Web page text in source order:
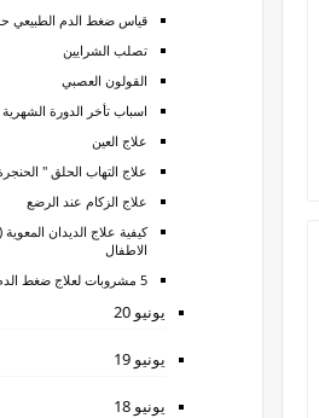
قياس ضغط الدم الطبيعي
تصلب الشرايين
القولون العصبي
اسباب تأخر الدورة الشهرية
علاج العين
علاج التهاب الحلق "
علاج الزكام عند الرضع
كيفية علاج الديدان
الاطفال
5 مشروبات لعلاج ضغط الدم
يونيو 20
يونيو 19
يونيو 18